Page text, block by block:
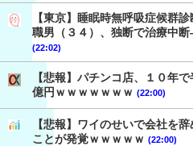
【東京】睡眠時無呼吸症候群
職男（３４）、独断で治療中
(22:02)
【悲報】パチンコ店、１０年
億円ｗｗｗｗｗｗｗ (22:00)
【悲報】ワイのせいで会社を
ことが発覚ｗｗｗｗｗ (22:00)